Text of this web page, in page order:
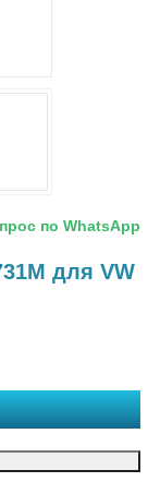
по WhatsApp
для VW